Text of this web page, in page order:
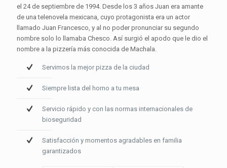
el 24 de septiembre de 1994. Desde los 3 años Juan era amante
de una telenovela mexicana, cuyo protagonista era un actor
llamado Juan Francesco, y al no poder pronunciar su segundo
nombre solo lo llamaba Chesco. Así surgió el apodo que le dio el
nombre a la pizzería más conocida de Machala.
Servimos la mejor pizza de la ciudad
Siempre lista del horno a tu mesa
Servicio rápido y con las normas internacionales de
bioseguridad
Satisfacción y momentos agradables en familia
garantizados